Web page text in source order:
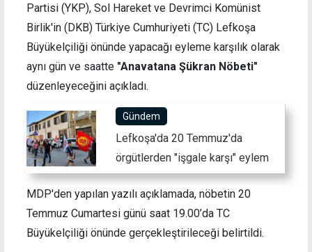
Partisi (YKP), Sol Hareket ve Devrimci Komünist
Birlik'in (DKB) Türkiye Cumhuriyeti (TC) Lefkoşa
Büyükelçiliği önünde yapacağı eyleme karşılık olarak
aynı gün ve saatte "Anavatana Şükran Nöbeti"
düzenleyeceğini açıkladı.
Gündem
Lefkoşa'da 20 Temmuz'da
örgütlerden "işgale karşı" eylem
MDP'den yapılan yazılı açıklamada, nöbetin 20
Temmuz Cumartesi günü saat 19.00’da TC
Büyükelçiliği önünde gerçekleştirileceği belirtildi.